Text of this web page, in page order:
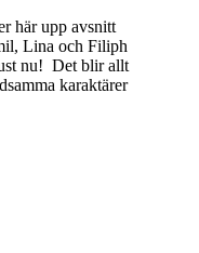
här upp avsnitt
Lina och Filiph
nu! Det blir allt
karaktärer